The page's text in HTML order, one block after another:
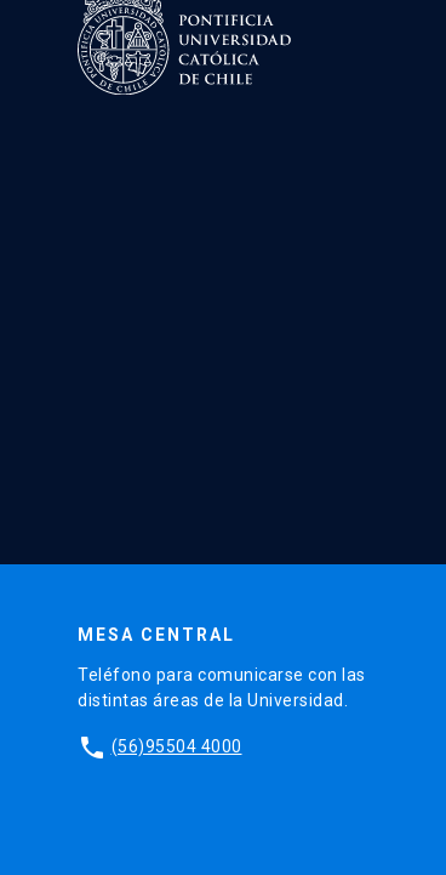
MESA CENTRAL
Teléfono para comunicarse con las
distintas áreas de la Universidad.
phone (56)95504 4000